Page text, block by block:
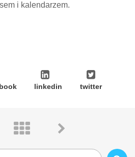
i kalendarzem.
linkedin twitter